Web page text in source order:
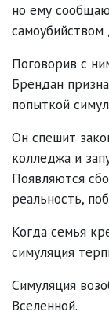
но ему
самоубийством
Поговорив с
Брендан
попыткой
Он спешит
колледжа и
Появляются
реальность,
Когда семья
симуляция
Симуляция
Вселенной.